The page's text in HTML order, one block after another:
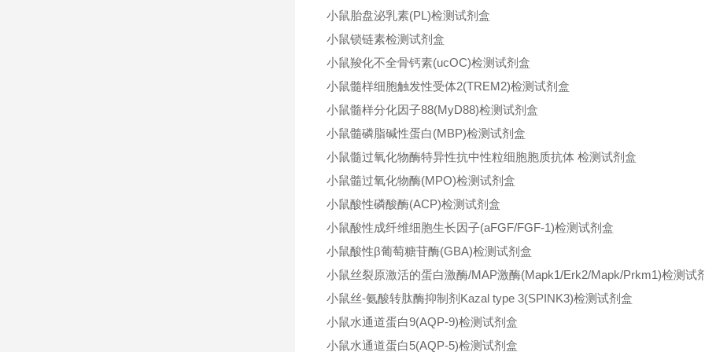
小鼠胎盘泌乳素(PL)检测试剂盒
小鼠锁链素检测试剂盒
小鼠羧化不全骨钙素(ucOC)检测试剂盒
小鼠髓样细胞触发性受体2(TREM2)检测试剂盒
小鼠髓样分化因子88(MyD88)检测试剂盒
小鼠髓磷脂碱性蛋白(MBP)检测试剂盒
小鼠髓过氧化物酶特异性抗中性粒细胞胞质抗体 检测试剂盒
小鼠髓过氧化物酶(MPO)检测试剂盒
小鼠酸性磷酸酶(ACP)检测试剂盒
小鼠酸性成纤维细胞生长因子(aFGF/FGF-1)检测试剂盒
小鼠酸性β葡萄糖苷酶(GBA)检测试剂盒
小鼠丝裂原激活的蛋白激酶/MAP激酶(Mapk1/Erk2/Mapk/Prkm1)检测试
小鼠丝-氨酸转肽酶抑制剂Kazal type 3(SPINK3)检测试剂盒
小鼠水通道蛋白9(AQP-9)检测试剂盒
小鼠水通道蛋白5(AQP-5)检测试剂盒